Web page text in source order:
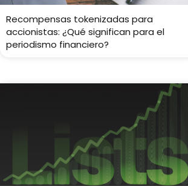
Recompensas tokenizadas para
accionistas: ¿Qué significan para el
periodismo financiero?